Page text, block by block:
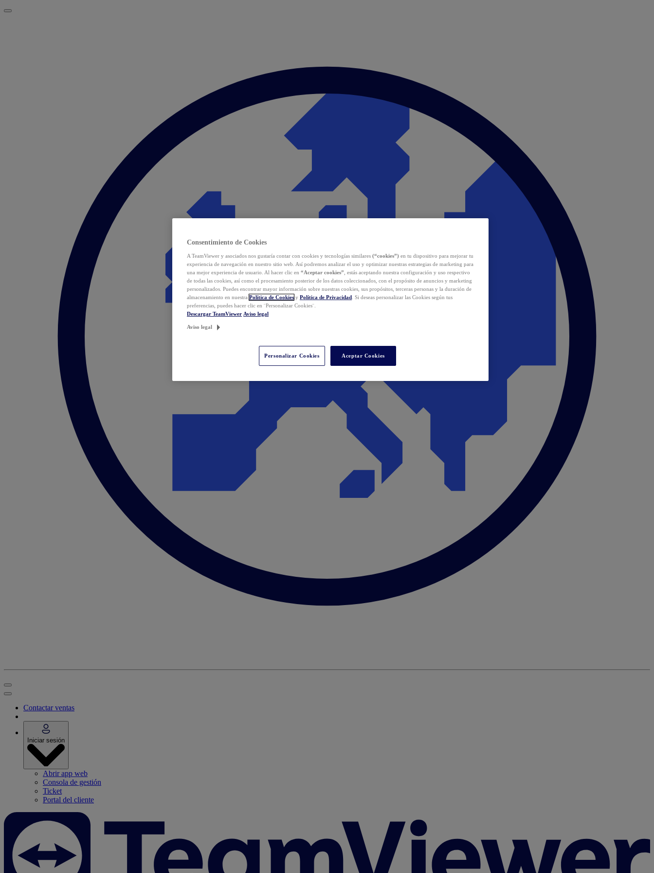
Contactar ventas
Iniciar sesión
Abrir app web
Consola de gestión
Ticket
Portal del cliente
Consentimiento de Cookies
A TeamViewer y asociados nos gustaría contar con cookies y tecnologías similares (“cookies”) en tu dispositivo para mejorar tu
experiencia de navegación en nuestro sitio web. Así podremos analizar el uso y optimizar nuestras estrategias de marketing para
una mejor experiencia de usuario. Al hacer clic en “Aceptar cookies” , estás aceptando nuestra configuración y uso respectivo
de todas las cookies, así como el procesamiento posterior de los datos coleccionados, con el propósito de anuncios y marketing
personalizados. Puedes encontrar mayor información sobre nuestras cookies, sus propósitos, terceras personas y la duración de
almacenamiento en nuestra Política de Cookies y Política de Privacidad . Si deseas personalizar las Cookies según tus
preferencias, puedes hacer clic en ¨Personalizar Cookies¨.
Descargar TeamViewer Aviso legal
Aviso legal
Personalizar Cookies Aceptar Cookies